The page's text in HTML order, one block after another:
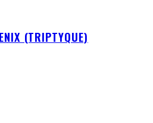
(TRIPTYQUE)